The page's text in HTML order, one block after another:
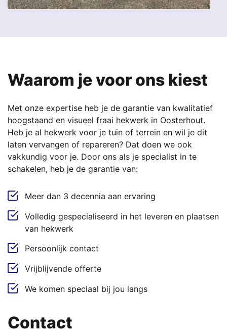
Waarom je voor ons kiest
Met onze expertise heb je de garantie van kwalitatief
hoogstaand en visueel fraai hekwerk in Oosterhout.
Heb je al hekwerk voor je tuin of terrein en wil je dit
laten vervangen of repareren? Dat doen we ook
vakkundig voor je. Door ons als je specialist in te
schakelen, heb je de garantie van:
Meer dan 3 decennia aan ervaring
Volledig gespecialiseerd in het leveren en plaatsen
van hekwerk
Persoonlijk contact
Vrijblijvende offerte
We komen speciaal bij jou langs
Contact